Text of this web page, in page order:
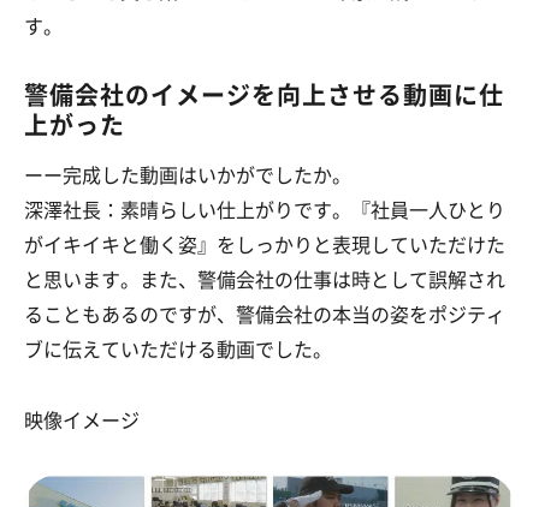
す。
警備会社のイメージを向上させる動画に仕
上がった
ーー完成した動画はいかがでしたか。
深澤社長：素晴らしい仕上がりです。『社員一人ひとり
がイキイキと働く姿』をしっかりと表現していただけた
と思います。また、警備会社の仕事は時として誤解され
ることもあるのですが、警備会社の本当の姿をポジティ
ブに伝えていただける動画でした。
映像イメージ